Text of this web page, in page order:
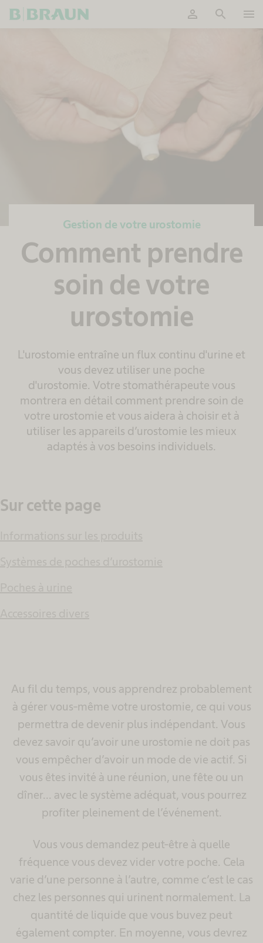
person search menu
Gestion de votre urostomie
Comment prendre
soin de votre
urostomie
L'urostomie entraîne un flux continu d'urine et
vous devez utiliser une poche
d'urostomie. Votre stomathérapeute vous
montrera en détail comment prendre soin de
votre urostomie et vous aidera à choisir et à
utiliser les appareils d’urostomie les mieux
adaptés à vos besoins individuels.
Sur cette page
Au fil du temps, vous apprendrez probablement
à gérer vous-même votre urostomie, ce qui vous
permettra de devenir plus indépendant. Vous
devez savoir qu’avoir une urostomie ne doit pas
vous empêcher d’avoir un mode de vie actif. Si
vous êtes invité à une réunion, une fête ou un
dîner... avec le système adéquat, vous pourrez
profiter pleinement de l’événement.
Vous vous demandez peut-être à quelle
fréquence vous devez vider votre poche. Cela
varie d’une personne à l’autre, comme c’est le cas
chez les personnes qui urinent normalement. La
quantité de liquide que vous buvez peut
également compter. En moyenne, vous devrez